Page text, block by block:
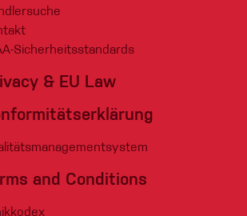
Sicherheitsstandards
& EU Law
and Conditions